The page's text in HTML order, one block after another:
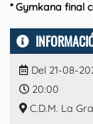
* Gymkana final
Del 21-08-
20:00
C.D.M. La